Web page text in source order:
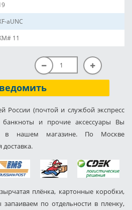
aUNC
11
России (почтой и службой экспресс
банкноты и прочие аксессуары Вы
в нашем магазине. По Москве
доставка.
плёнка, картонные коробки,
по отдельности в пленку,